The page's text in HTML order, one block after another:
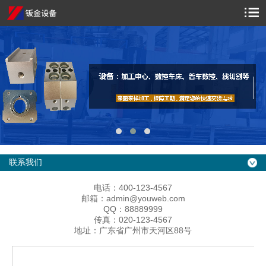
联系我们
电话：400-123-4567
邮箱：admin@youweb.com
QQ：88889999
传真：020-123-4567
地址：广东省广州市天河区88号